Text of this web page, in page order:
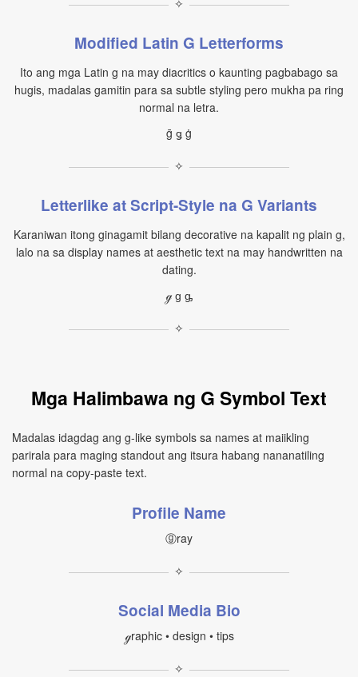
✧
Modified Latin G Letterforms
Ito ang mga Latin g na may diacritics o kaunting pagbabago sa
hugis, madalas gamitin para sa subtle styling pero mukha pa ring
normal na letra.
ḡ ǥ ġ
✧
Letterlike at Script-Style na G Variants
Karaniwan itong ginagamit bilang decorative na kapalit ng plain g,
lalo na sa display names at aesthetic text na may handwritten na
dating.
ℊ ɡ ᶃ
✧
Mga Halimbawa ng G Symbol Text
Madalas idagdag ang g-like symbols sa names at maiikling
parirala para maging standout ang itsura habang nananatiling
normal na copy-paste text.
Profile Name
ⓖray
✧
Social Media Bio
ℊraphic • design • tips
✧